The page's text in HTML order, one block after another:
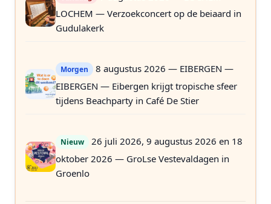
LOCHEM — Verzoekconcert op de beiaard in
Gudulakerk
Morgen
8 augustus 2026 — EIBERGEN —
EIBERGEN — Eibergen krijgt tropische sfeer
tijdens Beachparty in Café De Stier
Nieuw
26 juli 2026, 9 augustus 2026 en 18
oktober 2026 — GroLse Vestevaldagen in
Groenlo